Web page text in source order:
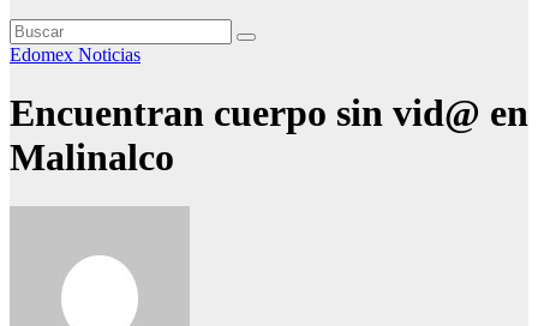
Edomex Noticias
Encuentran cuerpo sin vid@ en
Malinalco